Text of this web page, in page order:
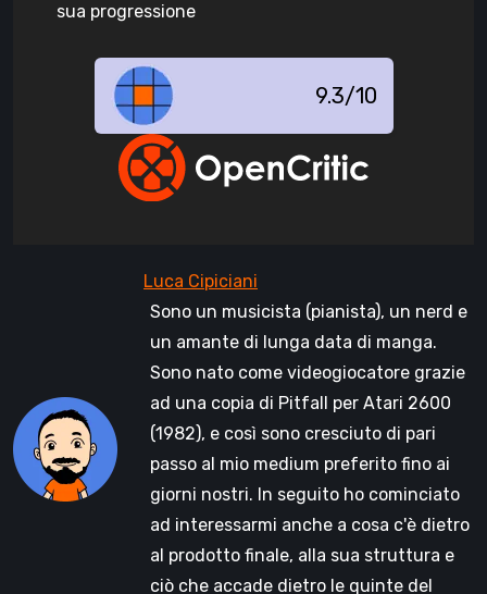
sua progressione
9.3/10
Sono un musicista (pianista), un nerd e
un amante di lunga data di manga.
Sono nato come videogiocatore grazie
ad una copia di Pitfall per Atari 2600
(1982), e così sono cresciuto di pari
passo al mio medium preferito fino ai
giorni nostri. In seguito ho cominciato
ad interessarmi anche a cosa c'è dietro
al prodotto finale, alla sua struttura e
ciò che accade dietro le quinte del